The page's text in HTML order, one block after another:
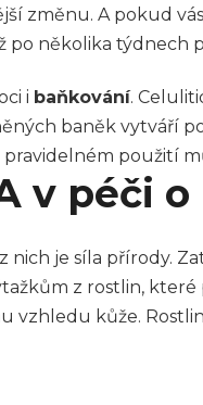
změnu. A pokud
několika týdnech
i baňkování.
baněk vytváří
použití
v péči
nich je síla přírody.
z rostlin,
vzhledu kůže.